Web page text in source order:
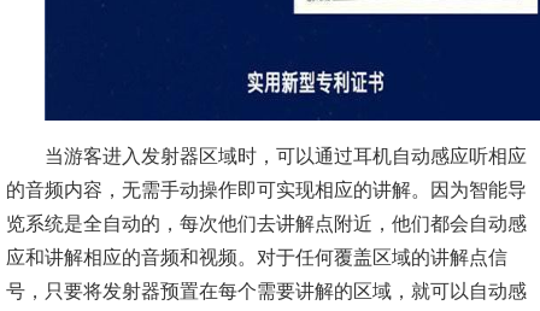
当游客进入发射器区域时，可以通过耳机自动感应听相应
的音频内容，无需手动操作即可实现相应的讲解。因为智能导
览系统是全自动的，每次他们去讲解点附近，他们都会自动感
应和讲解相应的音频和视频。对于任何覆盖区域的讲解点信
号，只要将发射器预置在每个需要讲解的区域，就可以自动感